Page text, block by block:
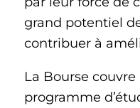
grand potentiel
contribuer à
La Bourse
programme